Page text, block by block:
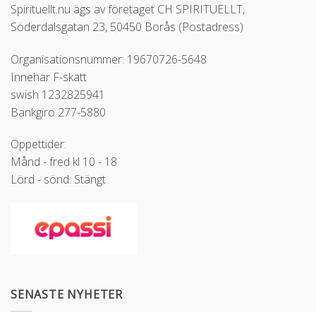
Spirituellt.nu ägs av företaget CH SPIRITUELLT,
Söderdalsgatan 23, 50450 Borås (Postadress)
Organisationsnummer: 19670726-5648
Innehar F-skatt
swish 1232825941
Bankgiro 277-5880
Öppettider:
Månd - fred kl 10 - 18
Lörd - sönd: Stängt
SENASTE NYHETER